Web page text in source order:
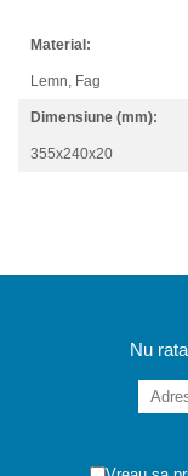
Material:
Lemn, Fag
Dimensiune (mm):
355x240x20
Nu